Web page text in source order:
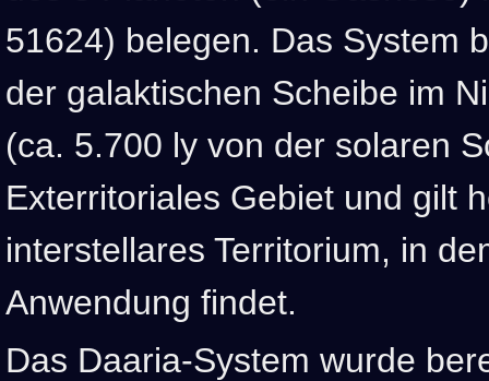
51624) belegen. Das System
der galaktischen Scheibe im
(ca. 5.700 ly von der solaren
Exterritoriales Gebiet und gilt
interstellares Territorium, in
Anwendung findet.
Das Daaria-System wurde